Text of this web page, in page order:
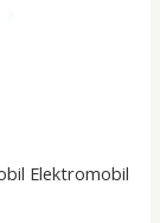
Elektromobil